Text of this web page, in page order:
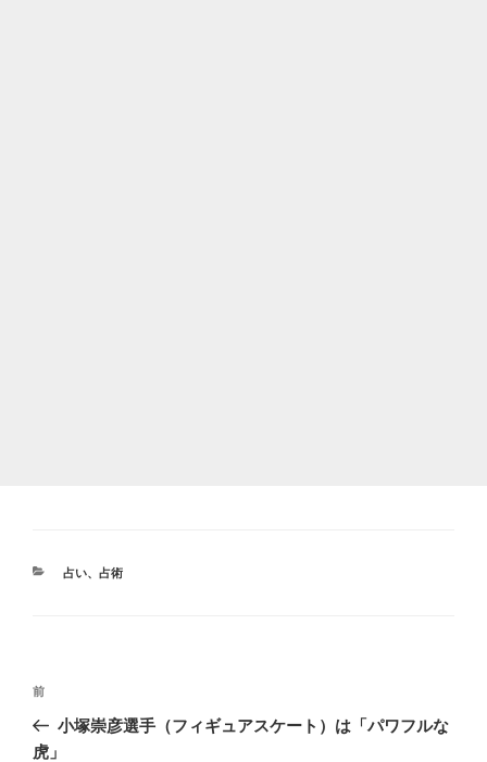
カ
占い、占術
投
ナ
前
の
投
前
小塚崇彦選手（フィギュアスケート）は「パワフルな
虎」